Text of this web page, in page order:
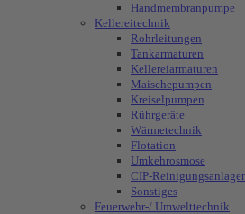
Handmembranpumpe
Kellereitechnik
Rohrleitungen
Tankarmaturen
Kellereiarmaturen
Maischepumpen
Kreiselpumpen
Rührgeräte
Wärmetechnik
Flotation
Umkehrosmose
CIP-
Sonstiges
Feuerwehr-/ Umwelttechnik